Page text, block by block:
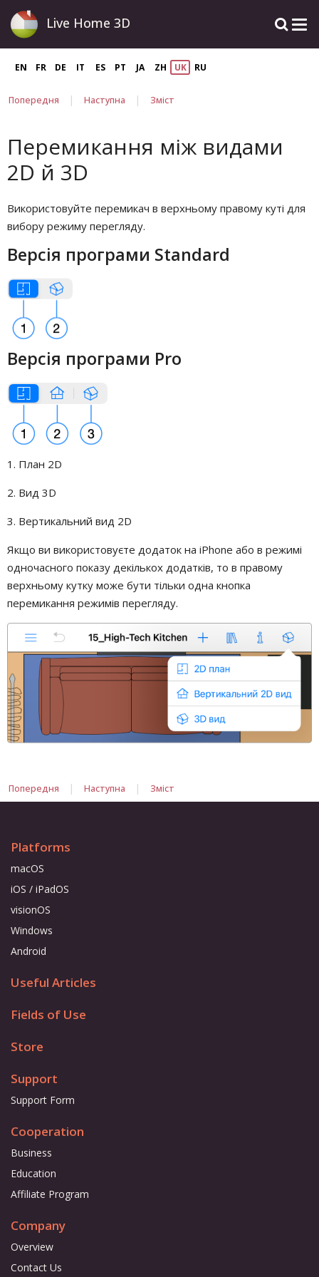
Live Home 3D
EN FR DE IT ES PT JA ZH UK RU
Попередня | Наступна | Зміст
Перемикання між видами
2D й 3D
Використовуйте перемикач в верхньому правому куті для
вибору режиму перегляду.
Версія програми Standard
Версія програми Pro
1. План 2D
2. Вид 3D
3. Вертикальний вид 2D
Якщо ви використовуєте додаток на iPhone або в режимі
одночасного показу декількох додатків, то в правому
верхньому кутку може бути тільки одна кнопка
перемикання режимів перегляду.
Попередня | Наступна | Зміст
Platforms
macOS
iOS / iPadOS
visionOS
Windows
Android
Useful Articles
Fields of Use
Store
Support
Support Form
Cooperation
Business
Education
Affiliate Program
Company
Overview
Contact Us